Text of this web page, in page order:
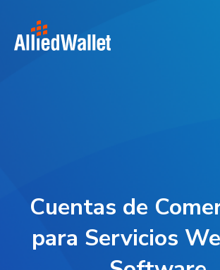
content
Cuentas de
para Servicios